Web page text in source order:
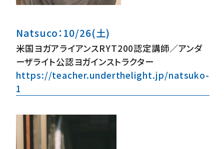
Natsuco：10/26(土)
米国ヨガアライアンスRYT200認定講師／アンダ
ーザライト公認ヨガインストラクター
https://teacher.underthelight.jp/natsuko-
1